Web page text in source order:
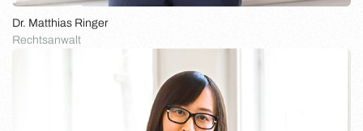
Dr. Matthias Ringer
Rechtsanwalt